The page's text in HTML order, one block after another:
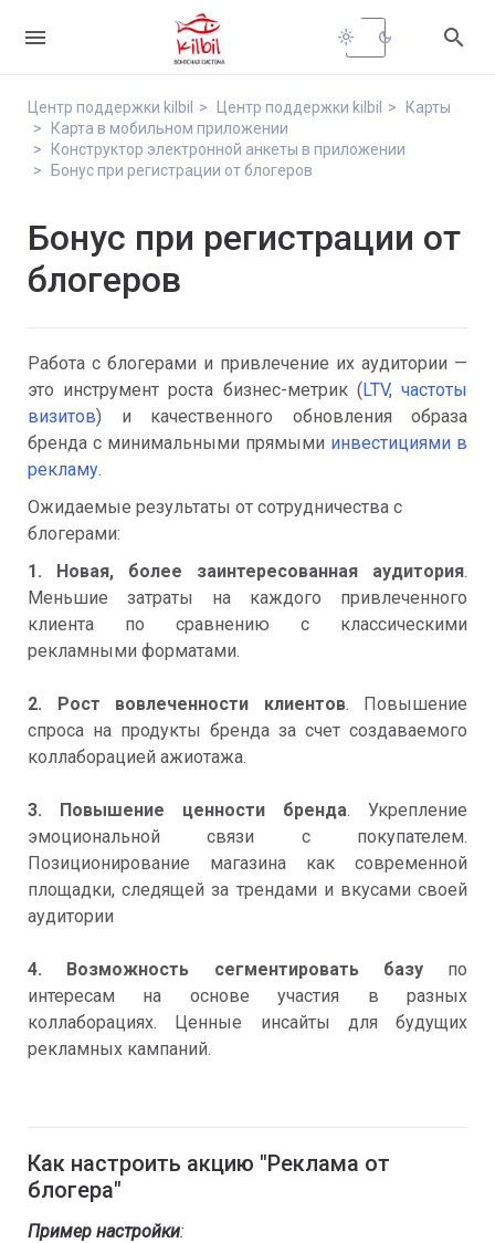
 light_mode dark_mode 
Центр поддержки kilbil Центр поддержки kilbil
Карты
Карта в мобильном приложении
Конструктор электронной анкеты в приложении
Бонус при регистрации от блогеров
Бонус при регистрации от
блогеров
Работа с блогерами и привлечение их аудитории —
это инструмент роста бизнес-метрик (LTV,частоты
визитов) и качественного обновления образа
бренда с минимальными прямыми инвестициями в
рекламу.
Ожидаемые результаты от сотрудничества с
блогерами:
1. Новая, более заинтересованная аудитория.
Меньшие затраты на каждого привлеченного
клиента по сравнению с классическими
рекламными форматами.
2. Рост вовлеченности клиентов. Повышение
спроса на продукты бренда за счет создаваемого
коллаборацией ажиотажа.
3. Повышение ценности бренда. Укрепление
эмоциональной связи с покупателем.
Позиционирование магазина как современной
площадки, следящей за трендами и вкусами своей
аудитории
4. Возможность сегментировать базупо
интересам на основе участия в разных
коллаборациях. Ценные инсайты для будущих
рекламных кампаний.
Как настроить акцию "Реклама от
блогера"
Пример настройки: